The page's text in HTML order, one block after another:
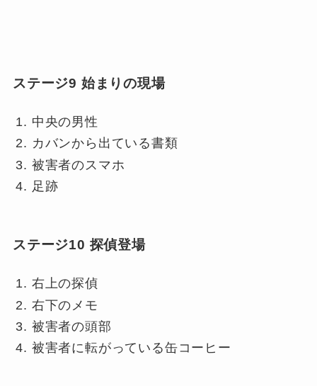
ステージ9 始まりの現場
中央の男性
カバンから出ている書類
被害者のスマホ
足跡
ステージ10 探偵登場
右上の探偵
右下のメモ
被害者の頭部
被害者に転がっている缶コーヒー